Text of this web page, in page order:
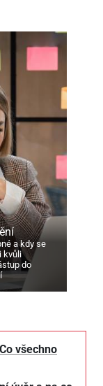
a kdy se
kvůli
do
všechno